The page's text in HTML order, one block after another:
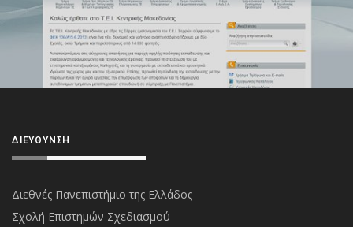
ΔΙΕΎΘΥΝΣΗ
Διεθνές Πανεπιστήμιο της Ελλάδος
Σχολή Επιστημών Σχεδιασμού